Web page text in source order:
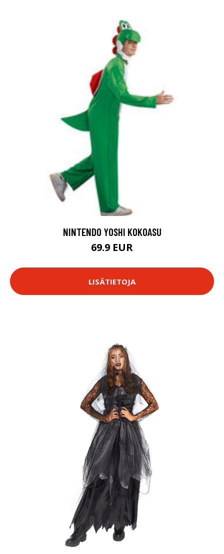
NINTENDO YOSHI KOKOASU
69.9 EUR
LISÄTIETOJA